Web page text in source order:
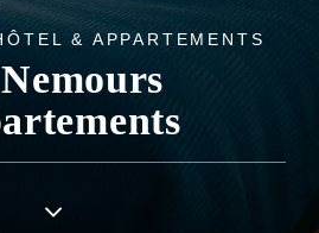
& APPARTEMENTS